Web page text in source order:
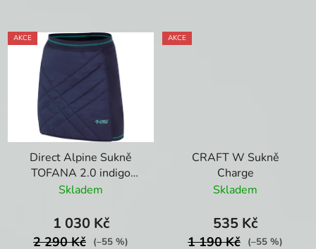
AKCE
Direct Alpine Sukně
TOFANA 2.0 indigo
menthol
Skladem
1 030 Kč
2 290 Kč (–55 %)
AKCE
CRAFT W Sukně
Charge
Skladem
535 Kč
1 190 Kč (–55 %)